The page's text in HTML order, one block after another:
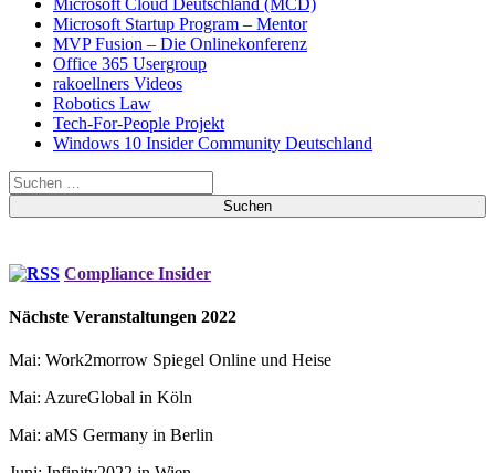
Microsoft Cloud Deutschland (MCD)
Microsoft Startup Program – Mentor
MVP Fusion – Die Onlinekonferenz
Office 365 Usergroup
rakoellners Videos
Robotics Law
Tech-For-People Projekt
Windows 10 Insider Community Deutschland
Suchen
nach:
Compliance Insider
Nächste Veranstaltungen 2022
Mai: Work2morrow Spiegel Online und Heise
Mai: AzureGlobal in Köln
Mai: aMS Germany in Berlin